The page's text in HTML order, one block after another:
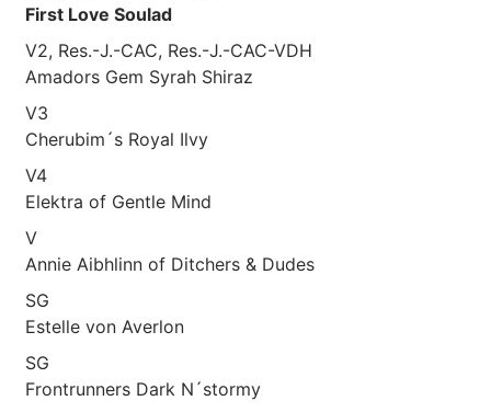
First Love Soulad
V2, Res.-J.-CAC, Res.-J.-CAC-VDH
Amadors Gem Syrah Shiraz
V3
Cherubim´s Royal Ilvy
V4
Elektra of Gentle Mind
V
Annie Aibhlinn of Ditchers & Dudes
SG
Estelle von Averlon
SG
Frontrunners Dark N´stormy